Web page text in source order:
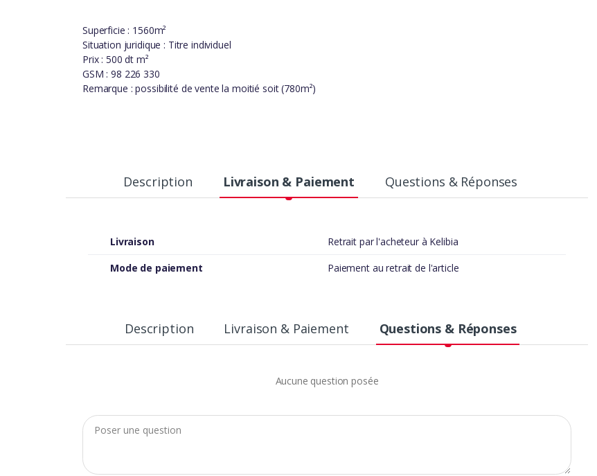
Superficie : 1560m²
Situation juridique : Titre individuel
Prix : 500 dt m²
GSM : 98 226 330
Remarque : possibilité de vente la moitié soit (780m²)
Description Livraison & Paiement Questions & Réponses
Livraison
Retrait par l'acheteur à Kelibia
Mode de paiement
Paiement au retrait de l'article
Description Livraison & Paiement Questions & Réponses
Aucune question posée